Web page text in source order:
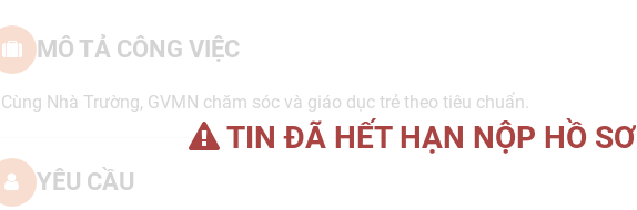
TIN ĐÃ HẾT HẠN NỘP HỒ SƠ
MÔ TẢ CÔNG VIỆC
Cùng Nhà Trường, GVMN chăm sóc và giáo dục trẻ theo tiêu chuẩn.
YÊU CẦU